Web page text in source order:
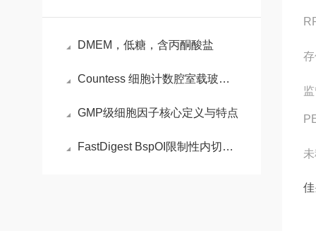
DMEM，低糖，含丙酮酸盐
Countess 细胞计数腔室载玻片的步骤
GMP级细胞因子核心定义与特点
FastDigest BspOI限制性内切酶的特性
佳